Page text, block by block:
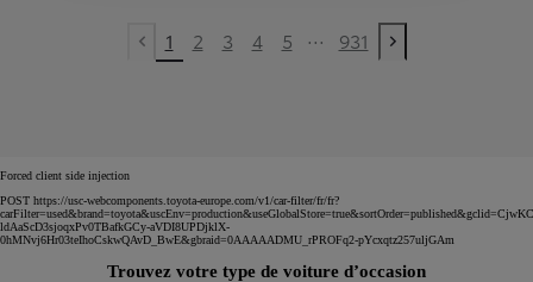
Previous page
1 2 3 4 5 ... 931
Next page
Forced client side injection
POST https://usc-webcomponents.toyota-europe.com/v1/car-filter/fr/fr?
ldAaScD3sjoqxPv0TBafkGCy-aVDI8UPDjklX-
0hMNvj6Hr03teIhoCskwQAvD_BwE&gbraid=0AAAAADMU_rPROFq2-pYcxqtz257uljGAm
Trouvez votre type de voiture d’occasion